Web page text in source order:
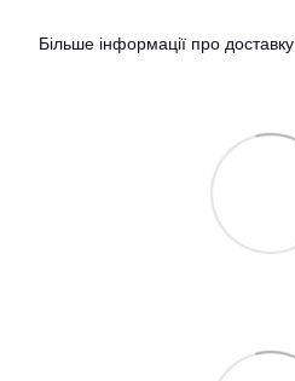
Більше інформації про доставку